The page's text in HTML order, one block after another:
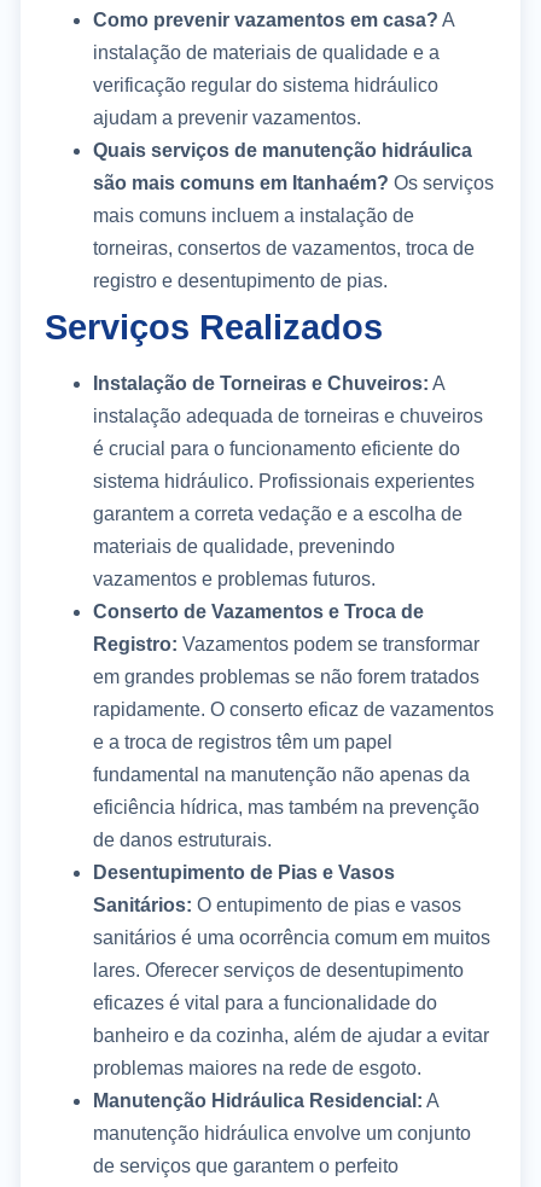
Como prevenir vazamentos em casa? A
instalação de materiais de qualidade e a
verificação regular do sistema hidráulico
ajudam a prevenir vazamentos.
Quais serviços de manutenção hidráulica
são mais comuns em Itanhaém? Os serviços
mais comuns incluem a instalação de
torneiras, consertos de vazamentos, troca de
registro e desentupimento de pias.
Serviços Realizados
Instalação de Torneiras e Chuveiros: A
instalação adequada de torneiras e chuveiros
é crucial para o funcionamento eficiente do
sistema hidráulico. Profissionais experientes
garantem a correta vedação e a escolha de
materiais de qualidade, prevenindo
vazamentos e problemas futuros.
Conserto de Vazamentos e Troca de
Registro: Vazamentos podem se transformar
em grandes problemas se não forem tratados
rapidamente. O conserto eficaz de vazamentos
e a troca de registros têm um papel
fundamental na manutenção não apenas da
eficiência hídrica, mas também na prevenção
de danos estruturais.
Desentupimento de Pias e Vasos
Sanitários: O entupimento de pias e vasos
sanitários é uma ocorrência comum em muitos
lares. Oferecer serviços de desentupimento
eficazes é vital para a funcionalidade do
banheiro e da cozinha, além de ajudar a evitar
problemas maiores na rede de esgoto.
Manutenção Hidráulica Residencial: A
manutenção hidráulica envolve um conjunto
de serviços que garantem o perfeito